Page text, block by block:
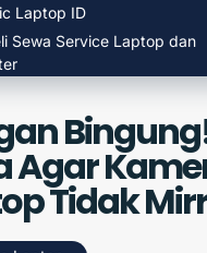
Laptop ID
Sewa Service Laptop dan
Agar
Tidak